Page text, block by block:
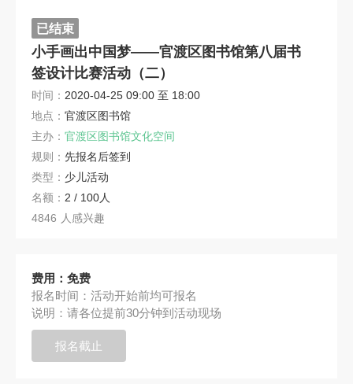
已结束
小手画出中国梦——官渡区图书馆第八届书
签设计比赛活动（二）
时间： 2020-04-25 09:00 至 18:00
地点： 官渡区图书馆
主办： 官渡区图书馆文化空间
规则： 先报名后签到
类型： 少儿活动
名额： 2 / 100人
4846 人感兴趣
费用： 免费
报名时间： 活动开始前均可报名
说明： 请各位提前30分钟到活动现场
报名截止